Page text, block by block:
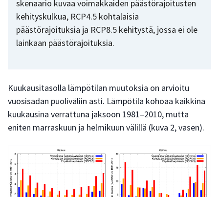
skenaario kuvaa voimakkaiden päästörajoitusten
kehityskulkua, RCP4.5 kohtalaisia
päästörajoituksia ja RCP8.5 kehitystä, jossa ei ole
lainkaan päästörajoituksia.
Kuukausitasolla lämpötilan muutoksia on arvioitu
vuosisadan puoliväliin asti. Lämpötila kohoaa kaikkina
kuukausina verrattuna jaksoon 1981–2010, mutta
eniten marraskuun ja helmikuun välillä (kuva 2, vasen).